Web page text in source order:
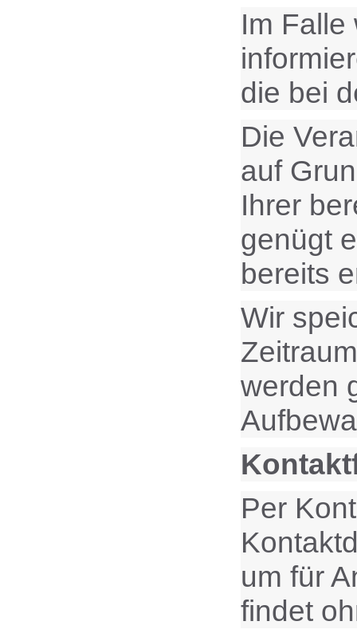
Im
die bei
Die
auf
Ihrer
genügt
bereits
Wir
werden
Per
um für
findet